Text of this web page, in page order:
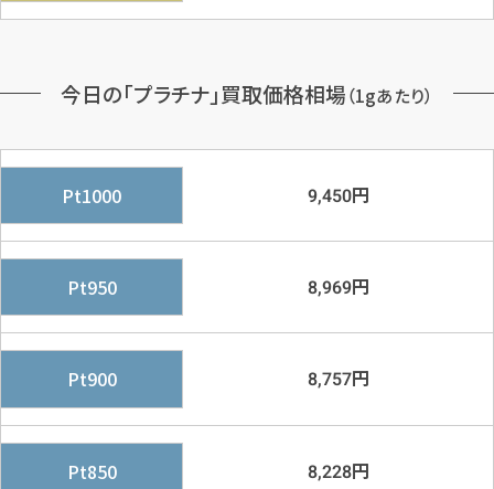
今日の「プラチナ」買取価格相場（1gあたり）
Pt1000 9,450円
Pt950 8,969円
Pt900 8,757円
Pt850 8,228円